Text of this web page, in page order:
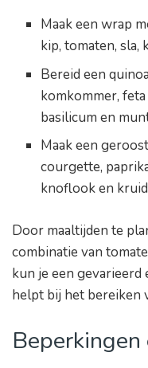
Maak een wrap
kip, tomaten, sla,
Bereid een
komkommer,
basilicum en
Maak een
courgette,
knoflook en
Door maaltijden te
combinatie van
kun je een gevarieerd
helpt bij het bereiken